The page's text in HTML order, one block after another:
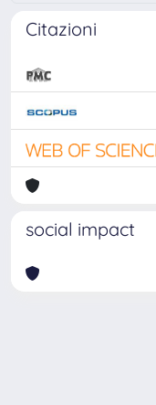
Citazioni
social impact